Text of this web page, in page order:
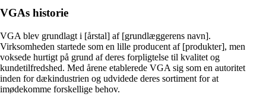
VGAs historie
VGA blev grundlagt i [årstal] af [grundlæggerens navn].
Virksomheden startede som en lille producent af [produkter], men
voksede hurtigt på grund af deres forpligtelse til kvalitet og
kundetilfredshed. Med årene etablerede VGA sig som en autoritet
inden for dækindustrien og udvidede deres sortiment for at
imødekomme forskellige behov.